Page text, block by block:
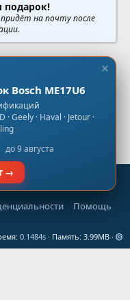
Помощь
0.1484s Память 3.99MB
подарок!
на почту после
Bosch ME17U6
· Geely · Haval · Jetour ·
до 9 августа
→